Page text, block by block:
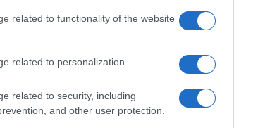
related to functionality of the website
related to personalization.
related to security, including
and other user protection.